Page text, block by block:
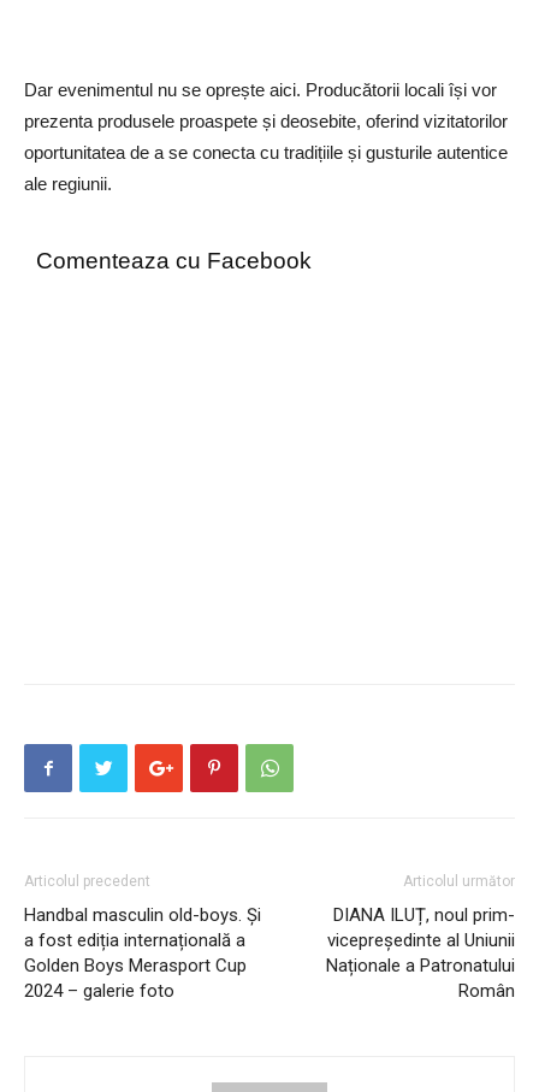
Dar evenimentul nu se oprește aici. Producătorii locali își vor
prezenta produsele proaspete și deosebite, oferind vizitatorilor
oportunitatea de a se conecta cu tradițiile și gusturile autentice
ale regiunii.
Comenteaza cu Facebook
Articolul precedent
Handbal masculin old-boys. Şi
a fost ediția internațională a
Golden Boys Merasport Cup
2024 – galerie foto
Articolul următor
DIANA ILUȚ, noul prim-
vicepreședinte al Uniunii
Naționale a Patronatului
Român